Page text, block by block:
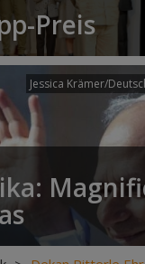
Preis
Jessica Krämer/